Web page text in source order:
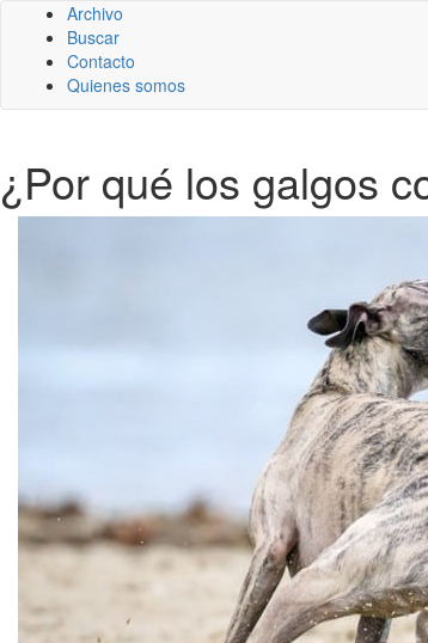
Archivo
Buscar
Contacto
Quienes somos
¿Por qué los galgos